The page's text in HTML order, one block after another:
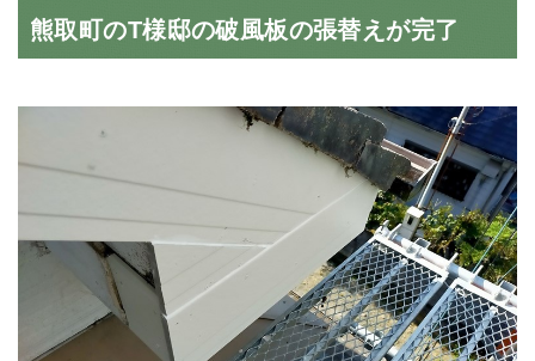
熊取町のT様邸の破風板の張替えが完了